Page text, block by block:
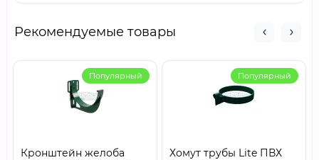
Рекомендуемые товары
Популярный
Кронштейн желоба
Популярный
Хомут трубы Lite ПВХ